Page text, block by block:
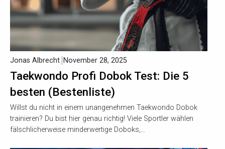
Taekwondo Profi Dobok Test: Die 5
besten (Bestenliste)
Jonas Albrecht November 28, 2025
Willst du nicht in einem unangenehmen Taekwondo Dobok
trainieren? Du bist hier genau richtig! Viele Sportler wählen
fälschlicherweise minderwertige Doboks,…